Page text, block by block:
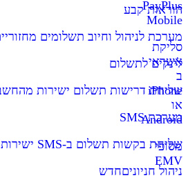
PayPlus
Mobile
סליקת
אשראי
ב
iPhone
או
Android
מסופי
EMV
הוראות קבע
מערכת לניהול וחיוב תשלומים
לינקים לתשלום
שליחת דרישות תשלום ישירות
מערכת SMS
שליחת בקשות תשלום ב-SMS ישירות מהחשבון
ניהול חניוניםחדש